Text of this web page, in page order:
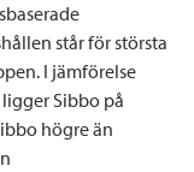
står för största
I jämförelse
Sibbo på
högre än